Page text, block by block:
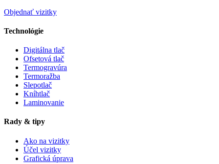
Objednať vizitky
Technológie
Digitálna tlač
Ofsetová tlač
Termogravúra
Termoražba
Slepotlač
Kníhtlač
Laminovanie
Rady & tipy
Ako na vizitky
Účel vizitky
Grafická úprava